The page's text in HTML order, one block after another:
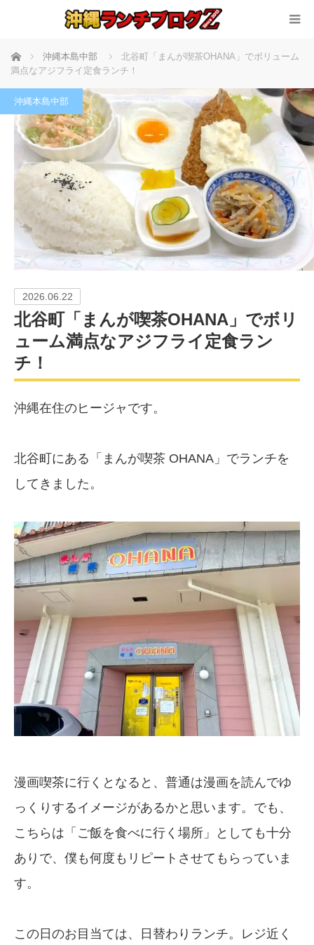
ホーム 沖縄本島中部
北谷町「まんが喫茶OHANA」でボリューム
満点なアジフライ定食ランチ！
沖縄本島中部
2026.06.22
北谷町「まんが喫茶OHANA」でボリ
ューム満点なアジフライ定食ラン
チ！
沖縄在住のヒージャです。
北谷町にある「まんが喫茶 OHANA」でランチを
してきました。
漫画喫茶に行くとなると、普通は漫画を読んでゆ
っくりするイメージがあるかと思います。でも、
こちらは「ご飯を食べに行く場所」としても十分
ありで、僕も何度もリピートさせてもらっていま
す。
この日のお目当ては、日替わりランチ。レジ近く